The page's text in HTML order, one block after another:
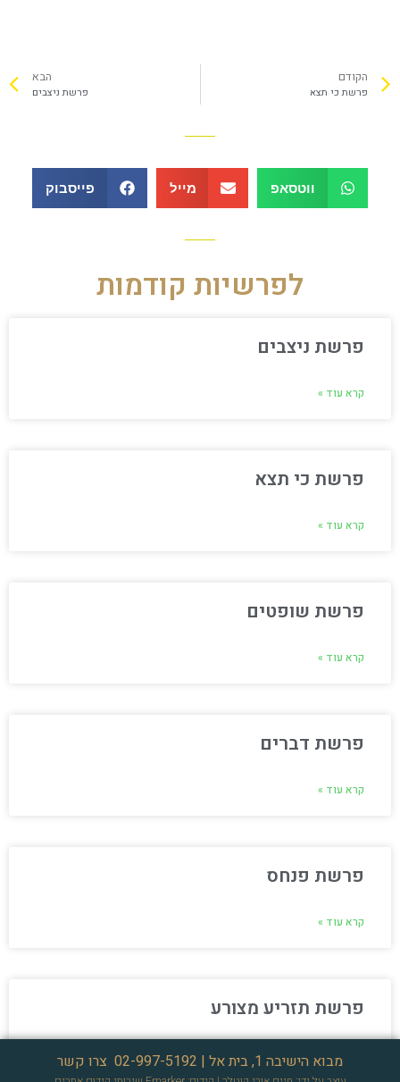
הקודם
פרשת כי תצא
הבא
פרשת ניצבים
ווטסאפ מייל פייסבוק
לפרשיות קודמות
פרשת ניצבים
קרא עוד »
פרשת כי תצא
קרא עוד »
פרשת שופטים
קרא עוד »
פרשת דברים
קרא עוד »
פרשת פנחס
קרא עוד »
פרשת תזריע מצורע
מבוא הישיבה 1, בית אל | 02-997-5192 צרו קשר